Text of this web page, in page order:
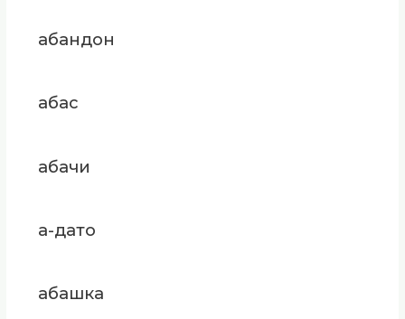
абандон
абас
абачи
а-дато
абашка